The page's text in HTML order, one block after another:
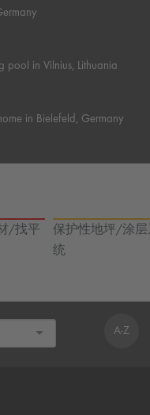
pool in Vilnius, Lithuania
in Bielefeld, Germany
/找平
保护性地坪/涂层
统
A-Z